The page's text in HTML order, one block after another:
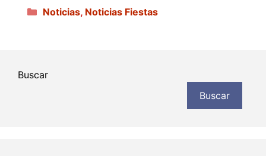
Categorías
Noticias, Noticias Fiestas
Buscar
Buscar